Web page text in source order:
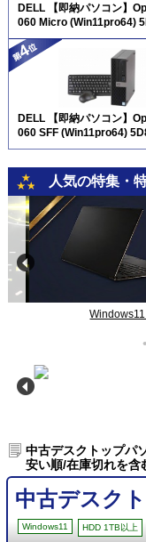
DELL 【即納パソコン】
060 Micro (Win11pro64)
DELL 【即納パソコン】
060 SFF (Win11pro64)
人気の特集・
中古デスクトップパ
安い順/在庫切れを含
中古デスク
Windows11 HDD 1TB以上